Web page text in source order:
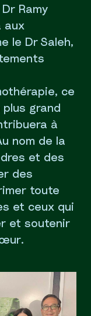
Ramy
aux
le Dr Saleh,
ce
grand
à
nom de la
et des
des
toute
et ceux qui
et soutenir